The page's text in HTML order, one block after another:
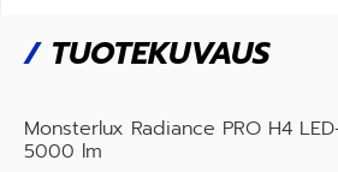
/TUOTEKUVAUS
Monsterlux Radiance PRO H4
5000 lm